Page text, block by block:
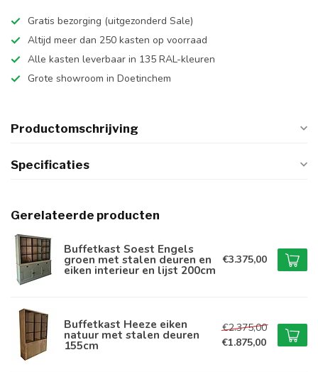
Gratis bezorging (uitgezonderd Sale)
Altijd meer dan 250 kasten op voorraad
Alle kasten leverbaar in 135 RAL-kleuren
Grote showroom in Doetinchem
Productomschrijving
Specificaties
Gerelateerde producten
Buffetkast Soest Engels
groen met stalen deuren en
eiken interieur en lijst 200cm
€3.375,00
Buffetkast Heeze eiken
natuur met stalen deuren
155cm
€2.375,00
€1.875,00